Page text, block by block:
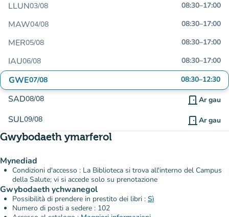
LLUN03/08 08:30–17:00
MAW04/08 08:30–17:00
MER05/08 08:30–17:00
IAU06/08 08:30–17:00
GWE07/08 08:30–12:30
SAD08/08 door_front Ar gau
SUL09/08 door_front Ar gau
Gwybodaeth ymarferol
Mynediad
Condizioni d'accesso : La Biblioteca si trova all'interno del Campus
della Salute; vi si accede solo su prenotazione
Gwybodaeth ychwanegol
Possibilità di prendere in prestito dei libri : Sì
Numero di posti a sedere : 102